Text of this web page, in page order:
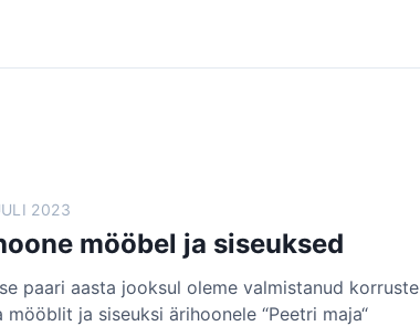
2023
mööbel ja siseuksed
paari aasta jooksul oleme valmistanud korruste
mööblit ja siseuksi ärihoonele “Peetri maja“